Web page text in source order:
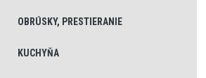
OBRÚSKY, PRESTIERANIE
KUCHYŇA